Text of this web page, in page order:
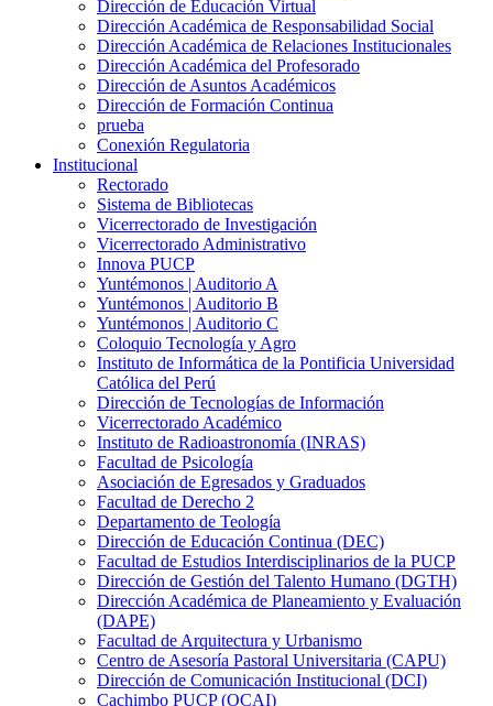
Dirección de Educación Virtual
Dirección Académica de Responsabilidad Social
Dirección Académica de Relaciones Institucionales
Dirección Académica del Profesorado
Dirección de Asuntos Académicos
Dirección de Formación Continua
prueba
Conexión Regulatoria
Institucional
Rectorado
Sistema de Bibliotecas
Vicerrectorado de Investigación
Vicerrectorado Administrativo
Innova PUCP
Yuntémonos | Auditorio A
Yuntémonos | Auditorio B
Yuntémonos | Auditorio C
Coloquio Tecnología y Agro
Instituto de Informática de la Pontificia Universidad
Católica del Perú
Dirección de Tecnologías de Información
Vicerrectorado Académico
Instituto de Radioastronomía (INRAS)
Facultad de Psicología
Asociación de Egresados y Graduados
Facultad de Derecho 2
Departamento de Teología
Dirección de Educación Continua (DEC)
Facultad de Estudios Interdisciplinarios de la PUCP
Dirección de Gestión del Talento Humano (DGTH)
Dirección Académica de Planeamiento y Evaluación
(DAPE)
Facultad de Arquitectura y Urbanismo
Centro de Asesoría Pastoral Universitaria (CAPU)
Dirección de Comunicación Institucional (DCI)
Cachimbo PUCP (OCAI)